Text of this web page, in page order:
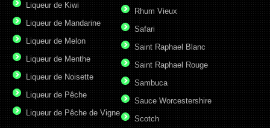
Liqueur de Kiwi
Liqueur de Mandarine
Liqueur de Melon
Liqueur de Menthe
Liqueur de Noisette
Liqueur de Pêche
Liqueur de Pêche de Vigne
Rhum Vieux
Safari
Saint Raphael Blanc
Saint Raphael Rouge
Sambuca
Sauce Worcestershire
Scotch